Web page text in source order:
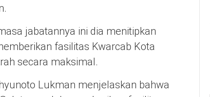
jabatannya ini dia menitipkan
fasilitas Kwarcab Kota
secara maksimal.
Lukman menjelaskan bahwa